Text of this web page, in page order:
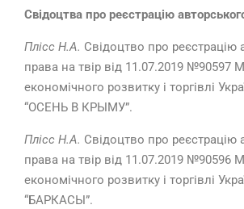
Свідоцтва про реєстрацію
Плісс Н.А. Свідоцтво про реєстрацію
права на твір від 11.07.2019 №90597
економічного розвитку і торгівлі
“ОСЕНЬ В КРЫМУ”.
Плісс Н.А. Свідоцтво про реєстрацію
права на твір від 11.07.2019 №90596
економічного розвитку і торгівлі
“БАРКАСЫ”.